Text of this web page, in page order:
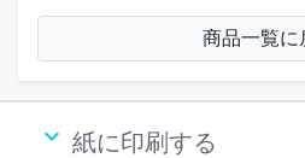
商品一覧に
keyboard_arrow_down 紙に印刷する